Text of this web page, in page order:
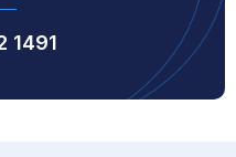
1491